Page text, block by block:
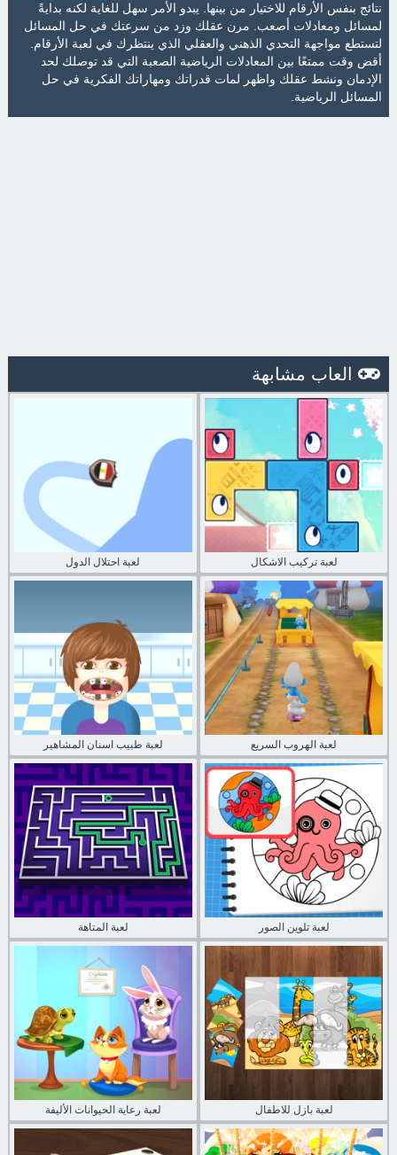
نتائج بنفس الأرقام للاختيار من بينها. يبدو الأمر سهل للغاية لكنه بدايةً
لمسائل ومعادلات أصعب. مرن عقلك وزد من سرعتك في حل المسائل
لتستطع مواجهة التحدي الذهني والعقلي الذي ينتظرك في لعبة الأرقام.
أقض وقت ممتعًا بين المعادلات الرياضية الصعبة التي قد توصلك لحد
الإدمان ونشط عقلك واظهر لمات قدراتك ومهاراتك الفكرية في حل
المسائل الرياضية.
العاب مشابهة
لعبة احتلال الدول لعبة تركيب الاشكال
لعبة طبيب اسنان المشاهير لعبة الهروب السريع
لعبة المتاهة لعبة تلوين الصور
لعبة رعاية الحيوانات الأليفة لعبة بازل للاطفال